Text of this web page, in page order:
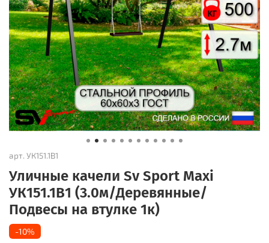
арт. УК151.1В1
Уличные качели Sv Sport Maxi
УК151.1В1 (3.0м/Деревянные/
Подвесы на втулке 1к)
-10%